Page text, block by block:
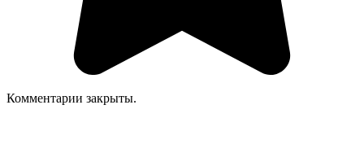
Комментарии закрыты.